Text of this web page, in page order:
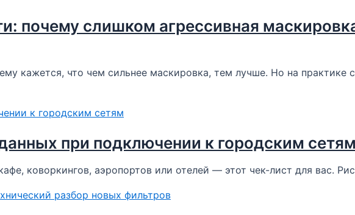
почему слишком агрессивная
кажется, что чем сильнее маскировка, тем лучше. Но на практике
при подключении к городским сетям
коворкингов, аэропортов или отелей — этот чек-лист для вас.